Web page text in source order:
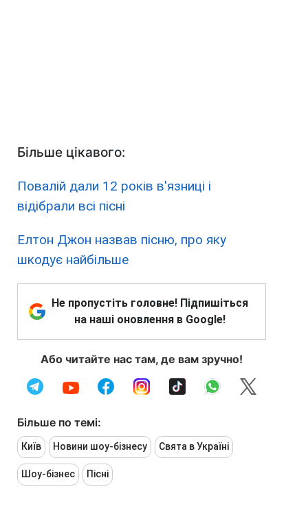
Більше цікавого:
Повалій дали 12 років в'язниці і
відібрали всі пісні
Елтон Джон назвав пісню, про яку
шкодує найбільше
Не пропустіть головне! Підпишіться
на наші оновлення в Google!
Або читайте нас там, де вам зручно!
Більше по темі:
Київ Новини шоу-бізнесу Свята в Україні
Шоу-бізнес Пісні